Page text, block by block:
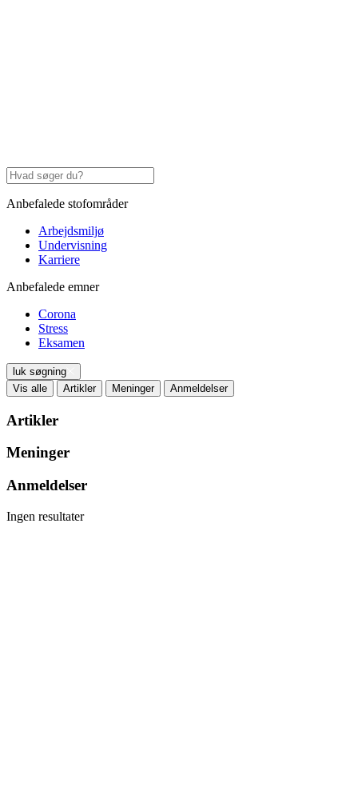
Anbefalede stofområder
Arbejdsmiljø
Undervisning
Karriere
Anbefalede emner
Corona
Stress
Eksamen
luk søgning
Vis alle
Artikler Meninger Anmeldelser
Artikler
Meninger
Anmeldelser
Ingen resultater